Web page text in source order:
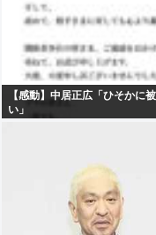
【感動】中居正広「ひそかに
い」